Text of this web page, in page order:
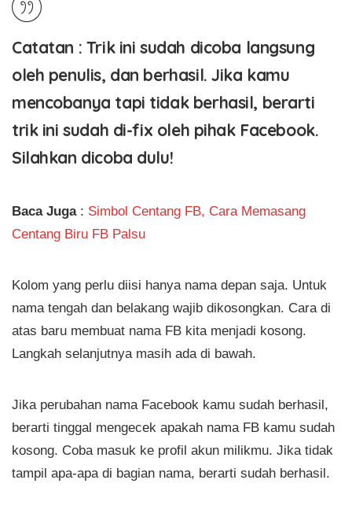
Catatan : Trik ini sudah dicoba langsung
oleh penulis, dan berhasil. Jika kamu
mencobanya tapi tidak berhasil, berarti
trik ini sudah di-fix oleh pihak Facebook.
Silahkan dicoba dulu!
Baca Juga : Simbol Centang FB, Cara Memasang
Centang Biru FB Palsu
Kolom yang perlu diisi hanya nama depan saja. Untuk
nama tengah dan belakang wajib dikosongkan. Cara di
atas baru membuat nama FB kita menjadi kosong.
Langkah selanjutnya masih ada di bawah.
Jika perubahan nama Facebook kamu sudah berhasil,
berarti tinggal mengecek apakah nama FB kamu sudah
kosong. Coba masuk ke profil akun milikmu. Jika tidak
tampil apa-apa di bagian nama, berarti sudah berhasil.